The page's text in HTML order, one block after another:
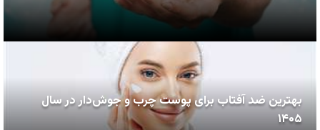
بهترین ضد آفتاب برای پوست چرب و جوش‌دار در سال
۱۴۰۵